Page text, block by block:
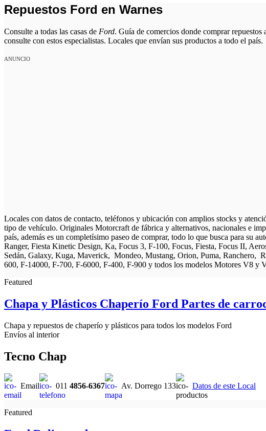
Repuestos Ford en Warnes
Consulte a todas las casas de Ford. Guía de comercios donde comprar
consulte con estos especialistas. Locales que envían sus productos a todo el país.
ANUNCIO
Locales con datos de contacto, teléfonos y ubicación con amplios stocks y
tipo de vehículo. Originales Motorcraft de fábrica y alternativos, nacionales e
país, además es un completísimo paseo de comprar, todo lo que busca para su
Ranger, Fiesta Kinetic Design, Ka, Focus 3, F-100, Focus, Fiesta, Focus II,
Sedán, Galaxy, Kuga, Maverick, Mondeo, Mustang, Orion, Puma, Ranchero,
600, F-14000, F-700, F-6000, F-400, F-900 y todos los modelos Motores V8 y
Featured
Chapa y Plásticos Chaperío Ford Partes de
Chapa y repuestos de chaperío y plásticos para todos los modelos Ford
Envíos al interior
Tecno Chap
Email 011 4856-6367 Av. Dorrego 133 Datos de este Local
Featured